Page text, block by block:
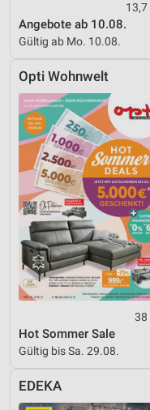
Angebote ab 10.08.
Gültig ab Mo. 10.08.
Opti Wohnwelt
38
Hot Sommer Sale
Gültig bis Sa. 29.08.
EDEKA